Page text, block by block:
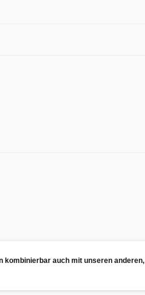
kombinierbar auch mit unseren anderen,